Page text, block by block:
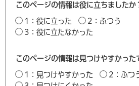
このページの情報は役に立ちましたか
1：役に立った
2：ふつう
3：役に立たなかった
このページの情報は見つけやすかった
1：見つけやすかった
2：ふつ